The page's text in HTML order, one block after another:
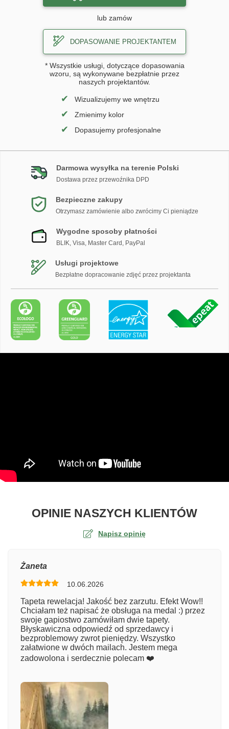
lub zamów
DOPASOWANIE PROJEKTANTEM
* Wszystkie usługi, dotyczące dopasowania
wzoru, są wykonywane bezpłatnie przez
naszych projektantów.
✔ Wizualizujemy we wnętrzu
✔ Zmienimy kolor
✔ Dopasujemy profesjonalne
Darmowa wysyłka na terenie Polski
Dostawa przez przewoźnika DPD
Bezpieczne zakupy
Otrzymasz zamówienie albo zwrócimy Ci pieniądze
Wygodne sposoby płatności
BLIK, Visa, Master Card, PayPal
Usługi projektowe
Bezpłatne dopracowanie zdjęć przez projektanta
OPINIE NASZYCH KLIENTÓWO
Napisz opinię
Numer zamówienia
Imię
Żaneta
10.06.2026
Tapeta rewelacja! Jakość bez zarzutu. Efekt Wow!!
Chciałam też napisać że obsługa na medal :) przez
swoje gapiostwo zamówiłam dwie tapety.
Błyskawiczna odpowiedź od sprzedawcy i
bezproblemowy zwrot pieniędzy. Wszystko
załatwione w dwóch mailach. Jestem mega
zadowolona i serdecznie polecam ❤️